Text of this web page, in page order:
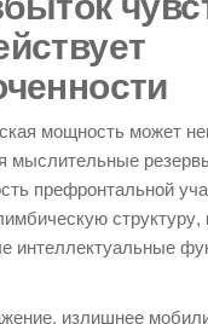
мощность может
мыслительные
префронтальной
структуру,
интеллектуальные
излишнее